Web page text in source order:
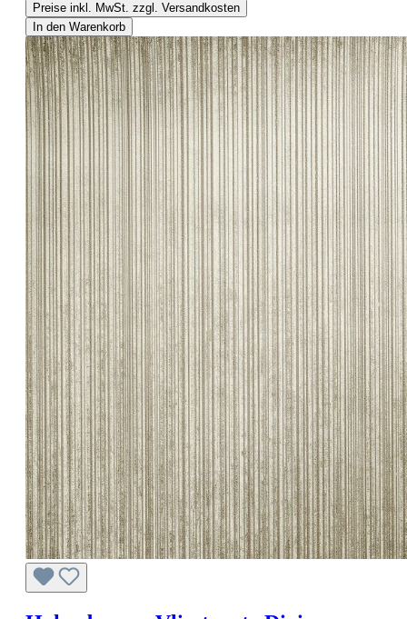
Preise inkl. MwSt. zzgl. Versandkosten
In den Warenkorb